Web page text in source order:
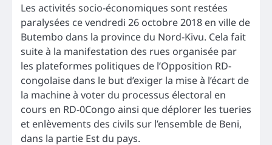
Les activités socio-économiques sont restées
paralysées ce vendredi 26 octobre 2018 en ville de
Butembo dans la province du Nord-Kivu. Cela fait
suite à la manifestation des rues organisée par
les plateformes politiques de l’Opposition RD-
congolaise dans le but d’exiger la mise à l’écart de
la machine à voter du processus électoral en
cours en RD-0Congo ainsi que déplorer les tueries
et enlèvements des civils sur l’ensemble de Beni,
dans la partie Est du pays.